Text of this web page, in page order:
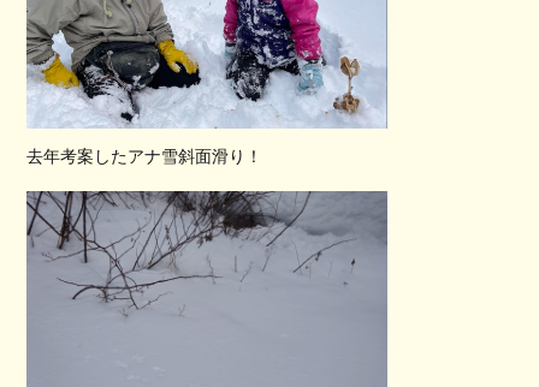
去年考案したアナ雪斜面滑り！